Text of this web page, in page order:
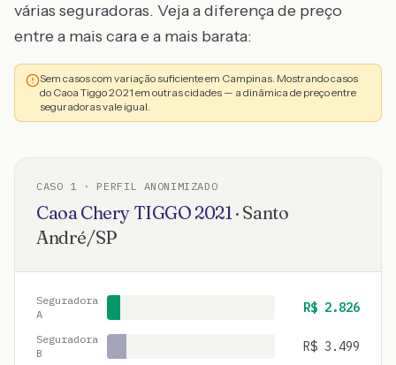
várias seguradoras. Veja a diferença de preço
entre a mais cara e a mais barata:
Sem casos com variação suficiente em Campinas. Mostrando casos
do Caoa Tiggo 2021 em outras cidades — a dinâmica de preço entre
seguradoras vale igual.
CASO 1 · PERFIL ANONIMIZADO
Caoa Chery TIGGO 2021· Santo
André/SP
Seguradora
A
R$ 2.826
Seguradora
B
R$ 3.499